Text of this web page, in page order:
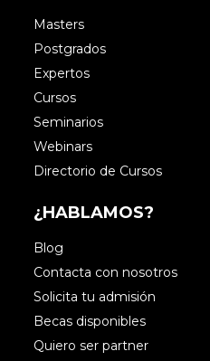
Masters
Postgrados
Expertos
Cursos
Seminarios
Webinars
Directorio de Cursos
¿HABLAMOS?
Blog
Contacta con nosotros
Solicita tu admisión
Becas disponibles
Quiero ser partner